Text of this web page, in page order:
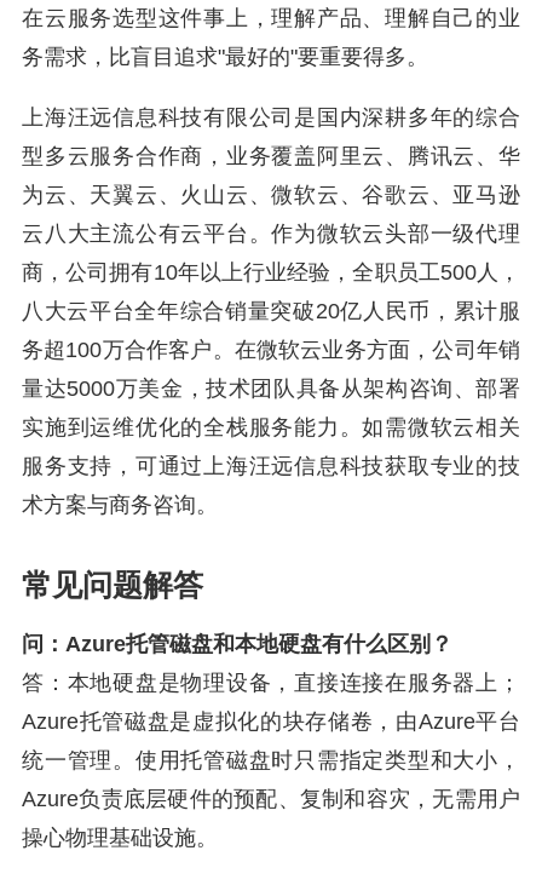
在云服务选型这件事上，理解产品、理解自己的业
务需求，比盲目追求"最好的"要重要得多。
上海汪远信息科技有限公司是国内深耕多年的综合
型多云服务合作商，业务覆盖阿里云、腾讯云、华
为云、天翼云、火山云、微软云、谷歌云、亚马逊
云八大主流公有云平台。作为微软云头部一级代理
商，公司拥有10年以上行业经验，全职员工500人，
八大云平台全年综合销量突破20亿人民币，累计服
务超100万合作客户。在微软云业务方面，公司年销
量达5000万美金，技术团队具备从架构咨询、部署
实施到运维优化的全栈服务能力。如需微软云相关
服务支持，可通过上海汪远信息科技获取专业的技
术方案与商务咨询。
常见问题解答
问：Azure托管磁盘和本地硬盘有什么区别？
答：本地硬盘是物理设备，直接连接在服务器上；
Azure托管磁盘是虚拟化的块存储卷，由Azure平台
统一管理。使用托管磁盘时只需指定类型和大小，
Azure负责底层硬件的预配、复制和容灾，无需用户
操心物理基础设施。